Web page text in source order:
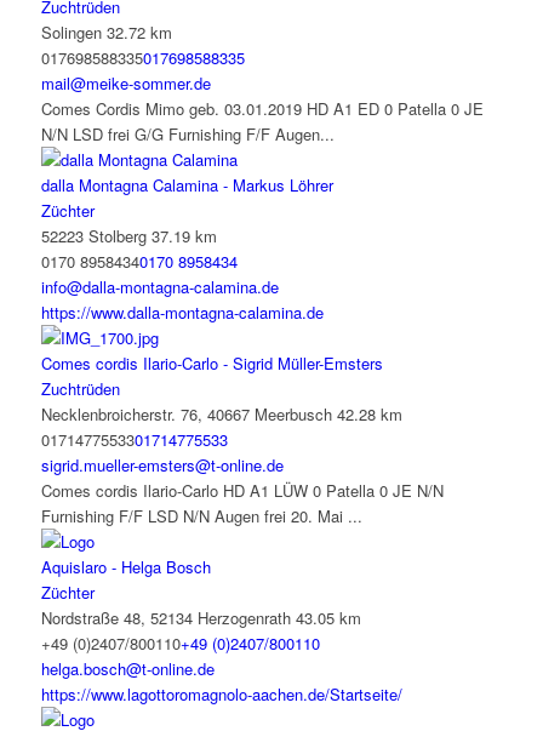
Zuchtrüden
Solingen 32.72 km
017698588335017698588335
mail@meike-sommer.de
Comes Cordis Mimo geb. 03.01.2019 HD A1 ED 0 Patella 0 JE
N/N LSD frei G/G Furnishing F/F Augen...
dalla Montagna Calamina - Markus Löhrer
Züchter
52223 Stolberg 37.19 km
0170 89584340170 8958434
info@dalla-montagna-calamina.de
https://www.dalla-montagna-calamina.de
Comes cordis Ilario-Carlo - Sigrid Müller-Emsters
Zuchtrüden
Necklenbroicherstr. 76, 40667 Meerbusch 42.28 km
0171477553301714775533
sigrid.mueller-emsters@t-online.de
Comes cordis Ilario-Carlo HD A1 LÜW 0 Patella 0 JE N/N
Furnishing F/F LSD N/N Augen frei 20. Mai ...
Aquislaro - Helga Bosch
Züchter
Nordstraße 48, 52134 Herzogenrath 43.05 km
+49 (0)2407/800110+49 (0)2407/800110
helga.bosch@t-online.de
https://www.lagottoromagnolo-aachen.de/Startseite/